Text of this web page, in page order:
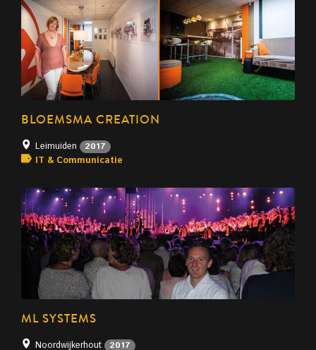
BLOEMSMA CREATION
Leimuiden 2017
IT & Communicatie
ML SYSTEMS
Noordwijkerhout 2017